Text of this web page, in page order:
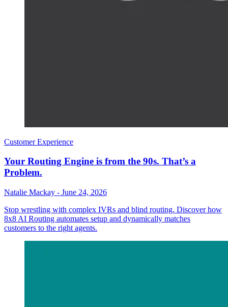
Customer Experience
Your Routing Engine is from the 90s. That’s a
Problem.
Natalie Mackay - June 24, 2026
Stop wrestling with complex IVRs and blind routing. Discover how
8x8 AI Routing automates setup and dynamically matches
customers to the right agents.